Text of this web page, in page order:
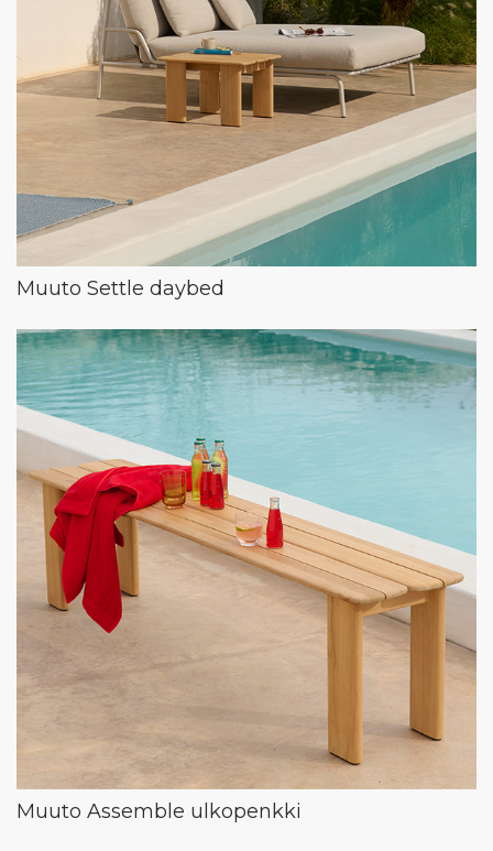
Muuto Settle daybed
Muuto Assemble ulkopenkki